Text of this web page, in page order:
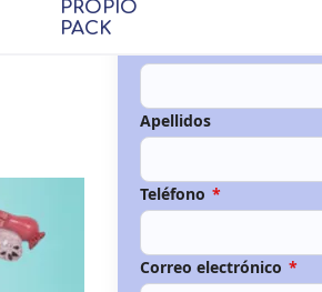
no sanitario
Apellidos
Teléfono *
Correo electrónico *